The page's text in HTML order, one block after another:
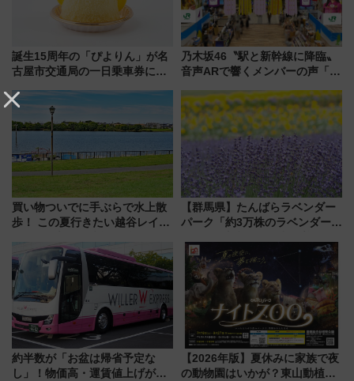
誕生15周年の「ぴよりん」が名
古屋市交通局の一日乗車券に！
定1万5000枚】
乃木坂46〝駅と新幹線に降臨〟
音声ARで響くメンバーの声「真
買い物ついでに手ぶらで水上散
歩！ この夏行きたい越谷レイク
ア「LAKESIDE PARK」（埼玉
県越谷市）
【群馬県】たんばらラベンダー
パーク「約3万株のラベンダー」
で都心から約1時間半で夏の絶景
を！
約半数が「お盆は帰省予定な
し」！物価高・運賃値上げが財
【2026年版】夏休みに家族で夜
の動物園はいかが？東山動植物